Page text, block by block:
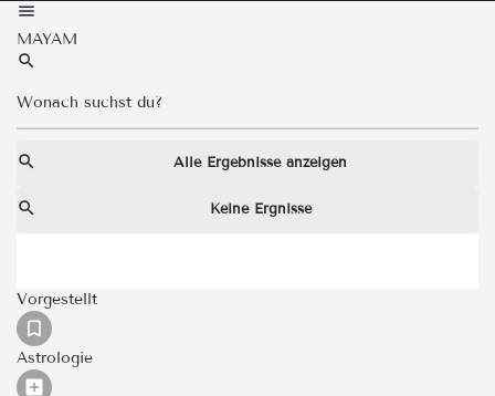
MAYAM
Alle Ergebnisse anzeigen
Keine Ergnisse
Vorgestellt
Astrologie